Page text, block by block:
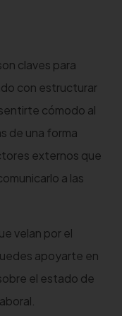
claves para
con estructurar
cómodo al
de una forma
externos que
a las
velan por el
apoyarte en
el estado de